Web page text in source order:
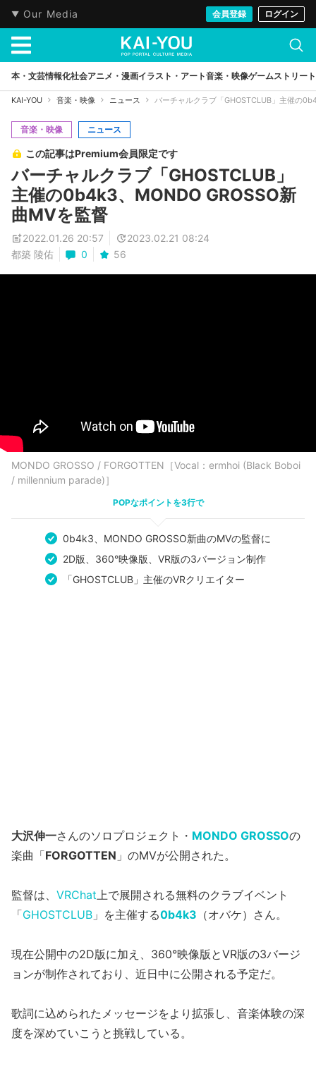
Our Media 会員登録 ログイン
本・文芸情報化社会アニメ・漫画イラスト・アート音楽・映像ゲームストリート
KAI-YOU 音楽・映像 ニュース バーチャルクラブ「GHOSTCLUB」主催の
音楽・映像 ニュース
この記事はPremium会員限定です
バーチャルクラブ「GHOSTCLUB」
主催の0b4k3、MONDO GROSSO新
曲MVを監督
2022.01.26 20:57
2023.02.21 08:24
都築 陵佑
0 56
MONDO GROSSO / FORGOTTEN［Vocal：ermhoi (Black Boboi
/ millennium parade)］
POPなポイントを3行で
0b4k3、MONDO GROSSO新曲のMVの監督に
2D版、360°映像版、VR版の3バージョン制作
「GHOSTCLUB」主催のVRクリエイター
大沢伸一さんのソロプロジェクト・ MONDO GROSSOの
楽曲「FORGOTTEN 」のMVが公開された。
監督は、 VRChat上で展開される無料のクラブイベント
「GHOSTCLUB 」を主催する0b4k3 （オバケ）さん。
現在公開中の2D版に加え、360°映像版とVR版の3バージ
ョンが制作されており、近日中に公開される予定だ。
歌詞に込められたメッセージをより拡張し、音楽体験の深
度を深めていこうと挑戦している。